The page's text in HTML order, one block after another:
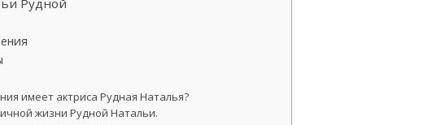
имеет актриса Рудная Наталья?
жизни Рудной Натальи.